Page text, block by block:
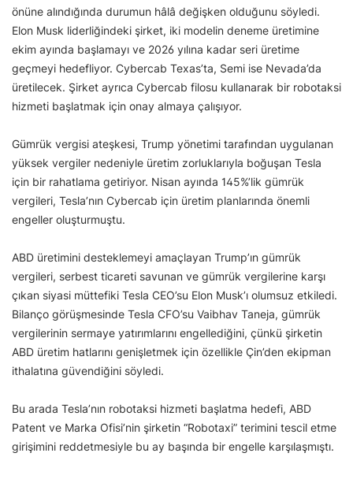
önüne alındığında durumun hâlâ değişken olduğunu söyledi.
Elon Musk liderliğindeki şirket, iki modelin deneme üretimine
ekim ayında başlamayı ve 2026 yılına kadar seri üretime
geçmeyi hedefliyor. Cybercab Texas’ta, Semi ise Nevada’da
üretilecek. Şirket ayrıca Cybercab filosu kullanarak bir robotaksi
hizmeti başlatmak için onay almaya çalışıyor.
Gümrük vergisi ateşkesi, Trump yönetimi tarafından uygulanan
yüksek vergiler nedeniyle üretim zorluklarıyla boğuşan Tesla
için bir rahatlama getiriyor. Nisan ayında 145%’lik gümrük
vergileri, Tesla’nın Cybercab için üretim planlarında önemli
engeller oluşturmuştu.
ABD üretimini desteklemeyi amaçlayan Trump’ın gümrük
vergileri, serbest ticareti savunan ve gümrük vergilerine karşı
çıkan siyasi müttefiki Tesla CEO’su Elon Musk’ı olumsuz etkiledi.
Bilanço görüşmesinde Tesla CFO’su Vaibhav Taneja, gümrük
vergilerinin sermaye yatırımlarını engellediğini, çünkü şirketin
ABD üretim hatlarını genişletmek için özellikle Çin’den ekipman
ithalatına güvendiğini söyledi.
Bu arada Tesla’nın robotaksi hizmeti başlatma hedefi, ABD
Patent ve Marka Ofisi’nin şirketin “Robotaxi” terimini tescil etme
girişimini reddetmesiyle bu ay başında bir engelle karşılaşmıştı.